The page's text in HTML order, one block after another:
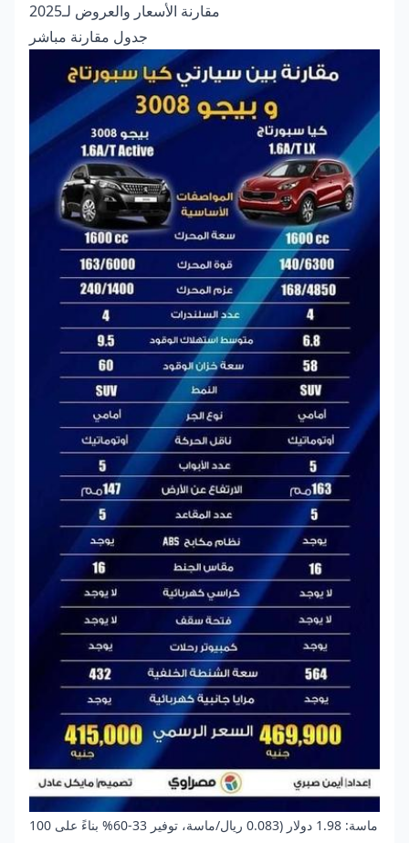
مقارنة الأسعار والعروض لـ2025
جدول مقارنة مباشر
100 ماسة: 1.98 دولار (0.083 ريال/ماسة، توفير 33-60% بناءً على